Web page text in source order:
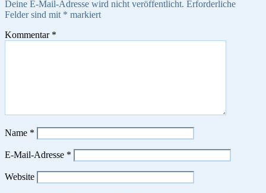
Deine E-Mail-Adresse wird nicht veröffentlicht. Erforderliche
Felder sind mit * markiert
Kommentar *
Name *
E-Mail-Adresse *
Website